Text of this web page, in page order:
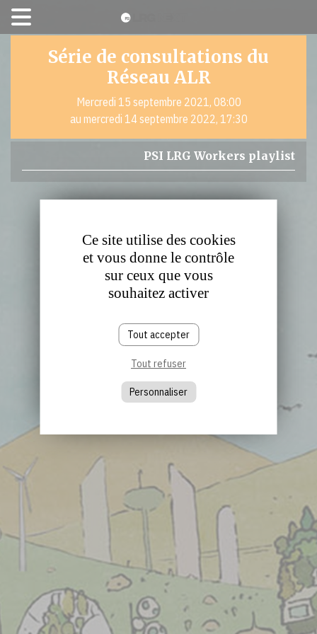
Série de consultations du
Réseau ALR
​Mercredi 15 septembre 2021, 08:00
au mercredi 14 septembre 2022, 17:30
PSI LRG Workers playlist
Panneau de gestion des cookies
Ce site utilise des cookies
et vous donne le contrôle
sur ceux que vous
souhaitez activer
Tout accepter
Tout refuser
Personnaliser